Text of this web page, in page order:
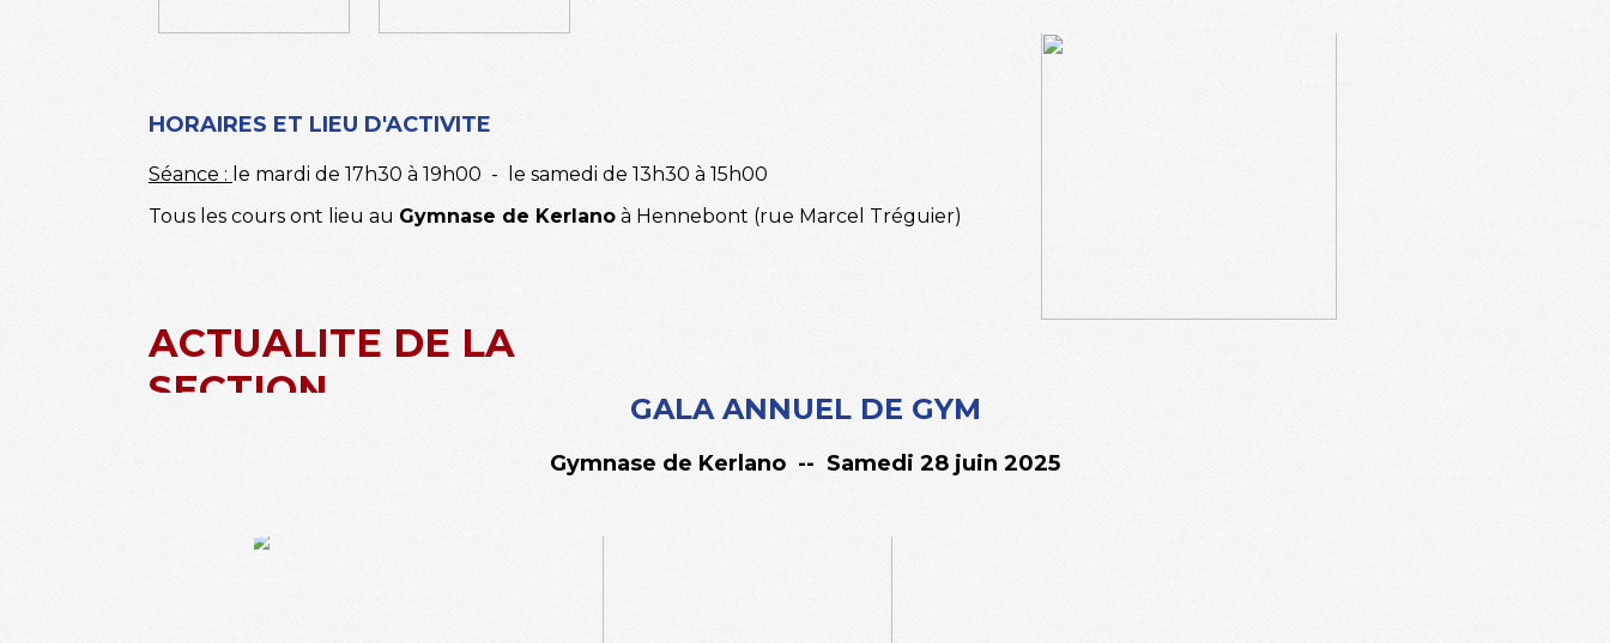
HORAIRES ET LIEU D'ACTIVITE
Séance : le mardi de 17h30 à 19h00 - le samedi de 13h30 à 15h00
Tous les cours ont lieu au Gymnase de Kerlano à Hennebont (rue Marcel Tréguier)
ACTUALITE DE LA
SECTION
GALA ANNUEL DE GYM
Gymnase de Kerlano -- Samedi 28 juin 2025